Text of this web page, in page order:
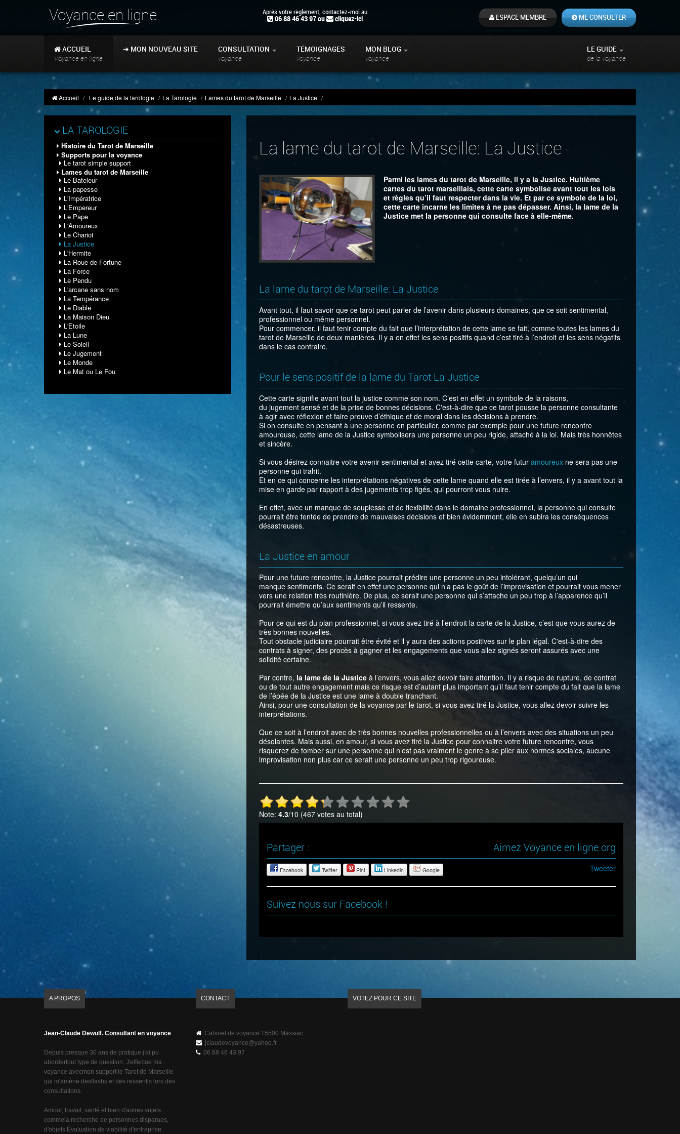
Voyance en ligne Après votre règlement, contactez-moi au
06 88 46 43 97 ou cliquez-ici ME CONSULTER
ESPACE MEMBRE
ACCUEIL
Voyance en ligne
➜ MON NOUVEAU SITE CONSULTATION
voyance
TÉMOIGNAGES
voyance
MON BLOG
voyance
LE GUIDE
de la voyance
Accueil / Le guide de la tarologie / La Tarologie / Lames du tarot de Marseille / La Justice /
LA TAROLOGIE
Histoire du Tarot de Marseille
Supports pour la voyance
Le tarot simple support
Lames du tarot de Marseille
Le Bateleur
La papesse
L'Impératrice
L'Empereur
Le Pape
L'Amoureux
Le Chariot
La Justice
L'Hermite
La Roue de Fortune
La Force
Le Pendu
L'arcane sans nom
La Tempérance
Le Diable
La Maison Dieu
L'Etoile
La Lune
Le Soleil
Le Jugement
Le Monde
Le Mat ou Le Fou
La lame du tarot de Marseille: La Justice
Parmi les lames du tarot de Marseille, il y a la Justice. Huitième
cartes du tarot marseillais, cette carte symbolise avant tout les lois
et règles qu’il faut respecter dans la vie. Et par ce symbole de la loi,
cette carte incarne les limites à ne pas dépasser. Ainsi, la lame de la
Justice met la personne qui consulte face à elle-même.
La lame du tarot de Marseille: La Justice
Avant tout, il faut savoir que ce tarot peut parler de l’avenir dans plusieurs domaines, que ce soit sentimental,
professionnel ou même personnel.
Pour commencer, il faut tenir compte du fait que l’interprétation de cette lame se fait, comme toutes les lames du
tarot de Marseille de deux manières. Il y a en effet les sens positifs quand c’est tiré à l’endroit et les sens négatifs
dans le cas contraire.
Pour le sens positif de la lame du Tarot La Justice
Cette carte signifie avant tout la justice comme son nom. C’est en effet un symbole de la raisons,
du jugement sensé et de la prise de bonnes décisions. C'est-à-dire que ce tarot pousse la personne consultante
à agir avec réflexion et faire preuve d’éthique et de moral dans les décisions à prendre.
Si on consulte en pensant à une personne en particulier, comme par exemple pour une future rencontre
amoureuse, cette lame de la Justice symbolisera une personne un peu rigide, attaché à la loi. Mais très honnêtes
et sincère.
Si vous désirez connaitre votre avenir sentimental et avez tiré cette carte, votre futur amoureux ne sera pas une
personne qui trahit.
Et en ce qui concerne les interprétations négatives de cette lame quand elle est tirée à l’envers, il y a avant tout la
mise en garde par rapport à des jugements trop figés, qui pourront vous nuire.
En effet, avec un manque de souplesse et de flexibilité dans le domaine professionnel, la personne qui consulte
pourrait être tentée de prendre de mauvaises décisions et bien évidemment, elle en subira les conséquences
désastreuses.
La Justice en amour
Pour une future rencontre, la Justice pourrait prédire une personne un peu intolérant, quelqu’un qui
manque sentiments. Ce serait en effet une personne qui n’a pas le goût de l’improvisation et pourrait vous mener
vers une relation très routinière. De plus, ce serait une personne qui s’attache un peu trop à l’apparence qu’il
pourrait émettre qu’aux sentiments qu’il ressente.
Pour ce qui est du plan professionnel, si vous avez tiré à l’endroit la carte de la Justice, c’est que vous aurez de
très bonnes nouvelles.
Tout obstacle judiciaire pourrait être évité et il y aura des actions positives sur le plan légal. C'est-à-dire des
contrats à signer, des procès à gagner et les engagements que vous allez signés seront assurés avec une
solidité certaine.
Par contre, la lame de la Justice à l’envers, vous allez devoir faire attention. Il y a risque de rupture, de contrat
ou de tout autre engagement mais ce risque est d’autant plus important qu’il faut tenir compte du fait que la lame
de l’épée de la Justice est une lame à double tranchant.
Ainsi, pour une consultation de la voyance par le tarot, si vous avez tiré la Justice, vous allez devoir suivre les
interprétations.
Que ce soit à l’endroit avec de très bonnes nouvelles professionnelles ou à l’envers avec des situations un peu
désolantes. Mais aussi, en amour, si vous avez tiré la Justice pour connaitre votre future rencontre, vous
risquerez de tomber sur une personne qui n’est pas vraiment le genre à se plier aux normes sociales, aucune
improvisation non plus car ce serait une personne un peu trop rigoureuse.
Note: 4.3/10 (467 votes au total)
Partager : Aimez Voyance en ligne.org
Facebook Twitter Pint Linkedin Google Tweeter
Suivez nous sur Facebook !
A PROPOS
Jean-Claude Dewulf. Consultant en voyance
Depuis presque 30 ans de pratique j'ai pu
abordertout type de question. J'effectue ma
voyance avecmon support le Tarot de Marseille
qui m'amène desflashs et des ressentis lors des
consultations.
Amour, travail, santé et bien d'autres sujets
commela recherche de personnes disparues,
d'objets.Évaluation de viabilité d'entreprise.
CONTACT
Cabinet de voyance 15500 Massiac
jclaudevoyance@yahoo.fr
06 88 46 43 97
VOTEZ POUR CE SITE